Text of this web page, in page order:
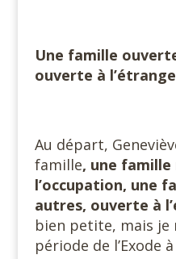
Une famille
ouverte à
Au départ,
famille, une
l’occupation, une
autres, ouverte à
bien petite, mais je
période de l’Exode